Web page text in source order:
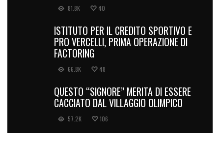
81.8K 40
ISTITUTO PER IL CREDITO SPORTIVO E
PRO VERCELLI, PRIMA OPERAZIONE DI
FACTORING
66.8K 48
QUESTO “SIGNORE” MERITA DI ESSERE
CACCIATO DAL VILLAGGIO OLIMPICO
57.2K 106